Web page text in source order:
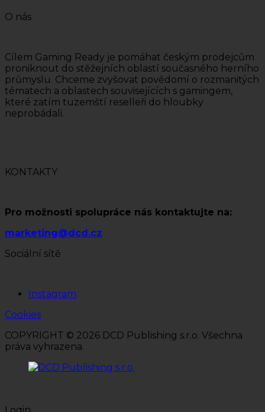
O nás
Cílem Gaming Ready je pomáhat českým prodejcům
proniknout do stěžejních oblastí současného herního
průmyslu. Chceme zvyšovat povědomí o rozmanitých
tématech a oblastech souvisejících s gamingem,
které zatím tuzemští reselleři do hloubky
neprobádali.
KONTAKTY
Pro možnosti spolupráce nás kontaktujte na:
marketing@dcd.cz
Sociální sítě
Instagram
Cookies
COPYRIGHT © 2026 DCD Publishing s.r.o. Všechna
práva vyhrazena.